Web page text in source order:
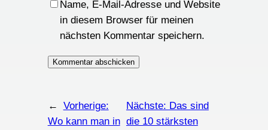
Name, E-Mail-Adresse und Website
in diesem Browser für meinen
nächsten Kommentar speichern.
←
Vorherige:
Wo kann man in
Nächste: Das sind
die 10 stärksten